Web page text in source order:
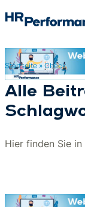
Startseite» Check
Alle
Hier finden Sie